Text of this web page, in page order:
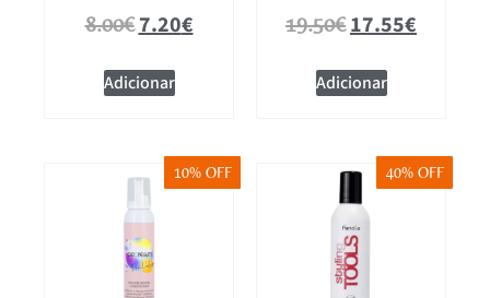
8.00€7.20€
Adicionar
19.50€17.55€
Adicionar
10% OFF 40% OFF